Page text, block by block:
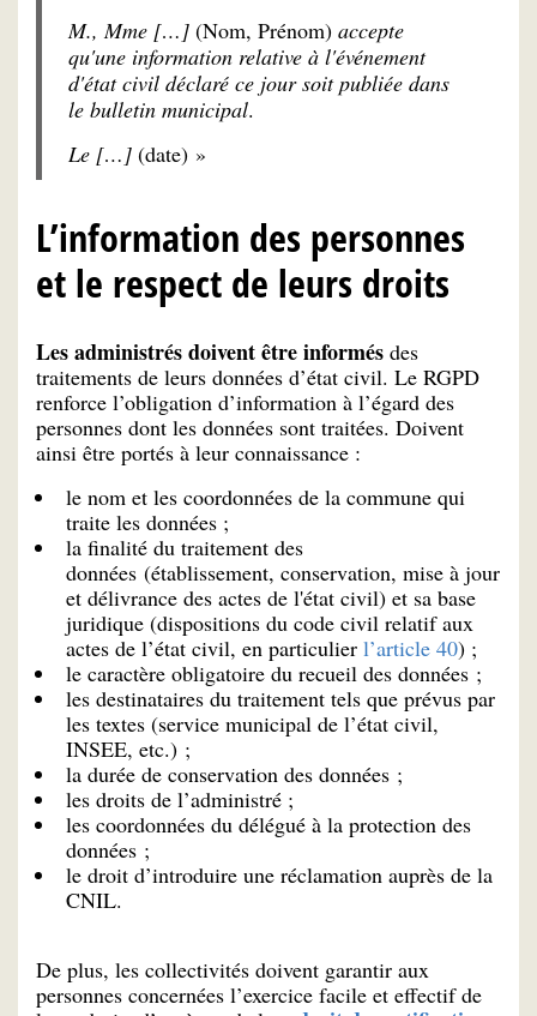
M., Mme […] (Nom, Prénom) accepte
qu'une information relative à l'événement
d'état civil déclaré ce jour soit publiée dans
le bulletin municipal.
Le […] (date) »
L’information des personnes
et le respect de leurs droits
Les administrés doivent être informés des
traitements de leurs données d’état civil. Le RGPD
renforce l’obligation d’information à l’égard des
personnes dont les données sont traitées. Doivent
ainsi être portés à leur connaissance :
le nom et les coordonnées de la commune qui
traite les données ;
la finalité du traitement des
données (établissement, conservation, mise à jour
et délivrance des actes de l'état civil) et sa base
juridique (dispositions du code civil relatif aux
actes de l’état civil, en particulier l’article 40) ;
le caractère obligatoire du recueil des données ;
les destinataires du traitement tels que prévus par
les textes (service municipal de l’état civil,
INSEE, etc.) ;
la durée de conservation des données ;
les droits de l’administré ;
les coordonnées du délégué à la protection des
données ;
le droit d’introduire une réclamation auprès de la
CNIL.
De plus, les collectivités doivent garantir aux
personnes concernées l’exercice facile et effectif de